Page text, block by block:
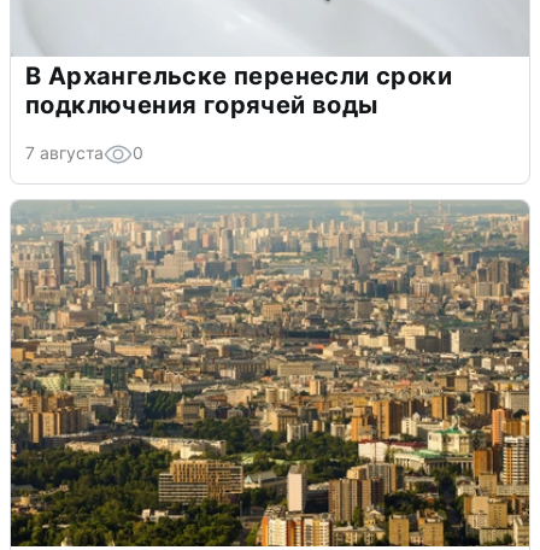
В Архангельске перенесли сроки
подключения горячей воды
7 августа 0